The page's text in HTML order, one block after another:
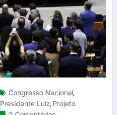
Congresso Nacional,
Presidente Luiz, Projeto